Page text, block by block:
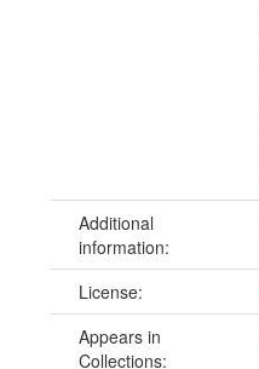
Additional
information:
License:
Appears in
Collections: